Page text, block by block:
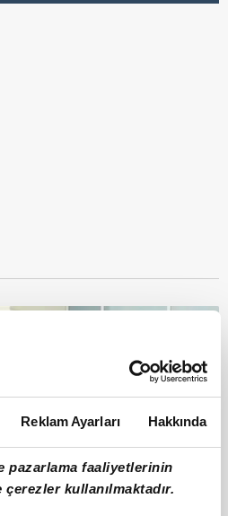
Reklam Ayarları Hakkında
pazarlama faaliyetlerinin
kullanılmaktadır.